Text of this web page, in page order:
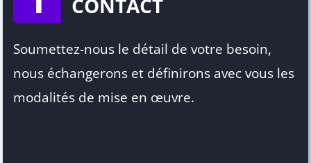
Soumettez-nous le détail de votre besoin,
nous échangerons et définirons avec vous les
modalités de mise en œuvre.